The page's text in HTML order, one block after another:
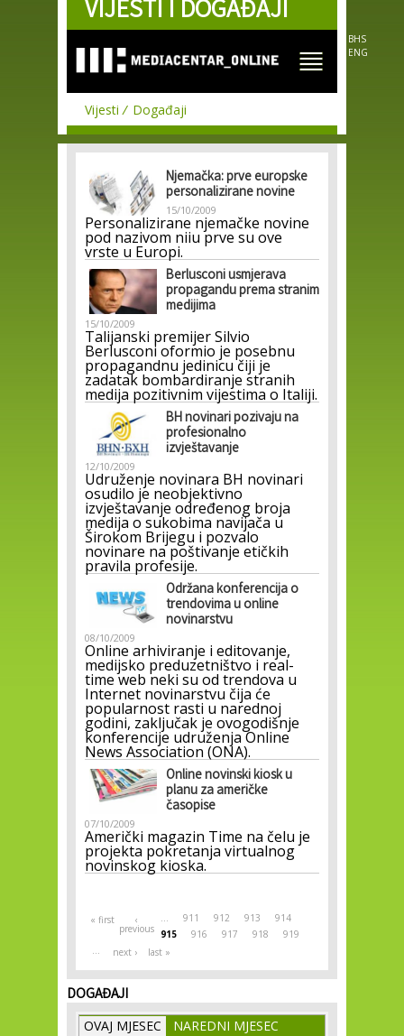
Skip to
main
VIJESTI I DOGAĐAJI
BHS
ENG
Vijesti Događaji
Njemačka: prve europske
personalizirane novine
15/10/2009
Personalizirane njemačke novine
pod nazivom niiuprve su ove
vrste u Europi.
Berlusconi usmjerava
propagandu prema stranim
medijima
15/10/2009
Talijanski premijer Silvio
Berlusconi oformio je posebnu
propagandnu jedinicu čiji je
zadatak bombardiranje stranih
medija pozitivnim vijestima o Italiji.
BH novinari pozivaju na
profesionalno
izvještavanje
12/10/2009
Udruženje novinara BH novinari
osudilo je neobjektivno
izvještavanje određenog broja
medija o sukobima navijača u
Širokom Brijegu i pozvalo
novinare na poštivanje etičkih
pravila profesije.
Održana konferencija o
trendovima u online
novinarstvu
08/10/2009
Online arhiviranje i editovanje,
medijsko preduzetništvo i real-
time web neki su od trendova u
Internet novinarstvu čija će
popularnost rasti u narednoj
godini, zaključak je ovogodišnje
konferencije udruženja Online
News Association (ONA).
Online novinski kiosk u
planu za američke
časopise
07/10/2009
Američki magazin Time na čelu je
projekta pokretanja virtualnog
novinskog kioska.
Pages
« first ‹
previous
… 911 912 913
914
915
916 917 918
919
…
next › last »
DOGAĐAJI
OVAJ MJESEC
NAREDNI MJESEC